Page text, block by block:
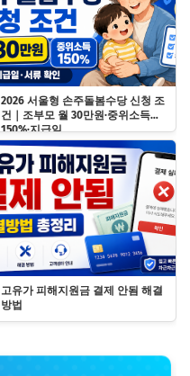
2026 서울형 손주돌봄수당 신청 조
건｜조부모 월 30만원·중위소득
150%·지급일
고유가 피해지원금 결제 안됨 해결
방법